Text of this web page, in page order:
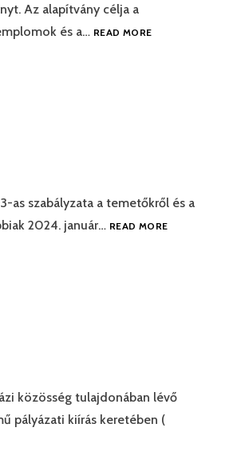
Az alapítvány célja a
és a… READ MORE
as szabályzata a temetőkről és a
2024. január… READ MORE
közösség tulajdonában lévő
pályázati kiírás keretében (